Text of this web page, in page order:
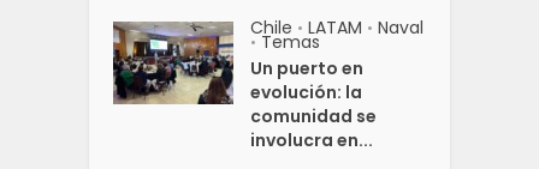
Chile • LATAM • Naval
• Temas
Un puerto en
evolución: la
comunidad se
involucra en...